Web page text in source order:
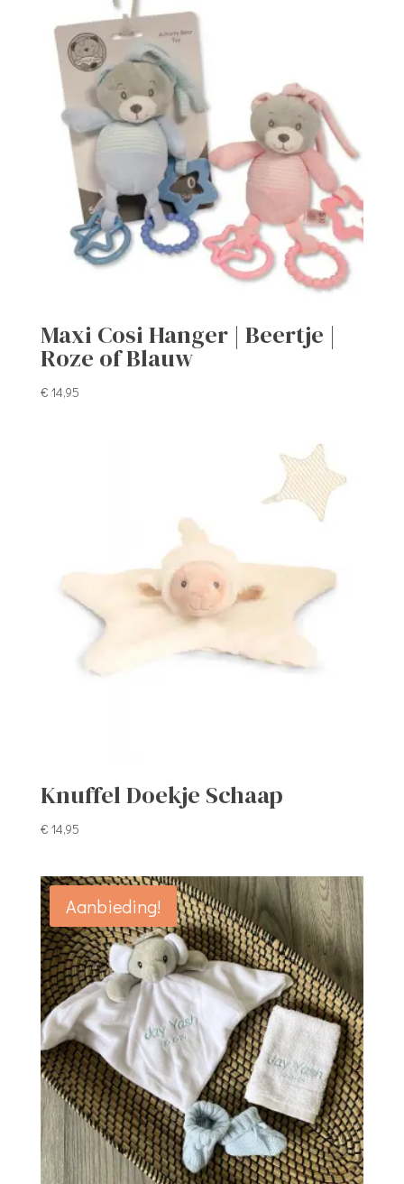
Maxi Cosi Hanger | Beertje |
Roze of Blauw
€ 14,95
Knuffel Doekje Schaap
€ 14,95
Aanbieding!